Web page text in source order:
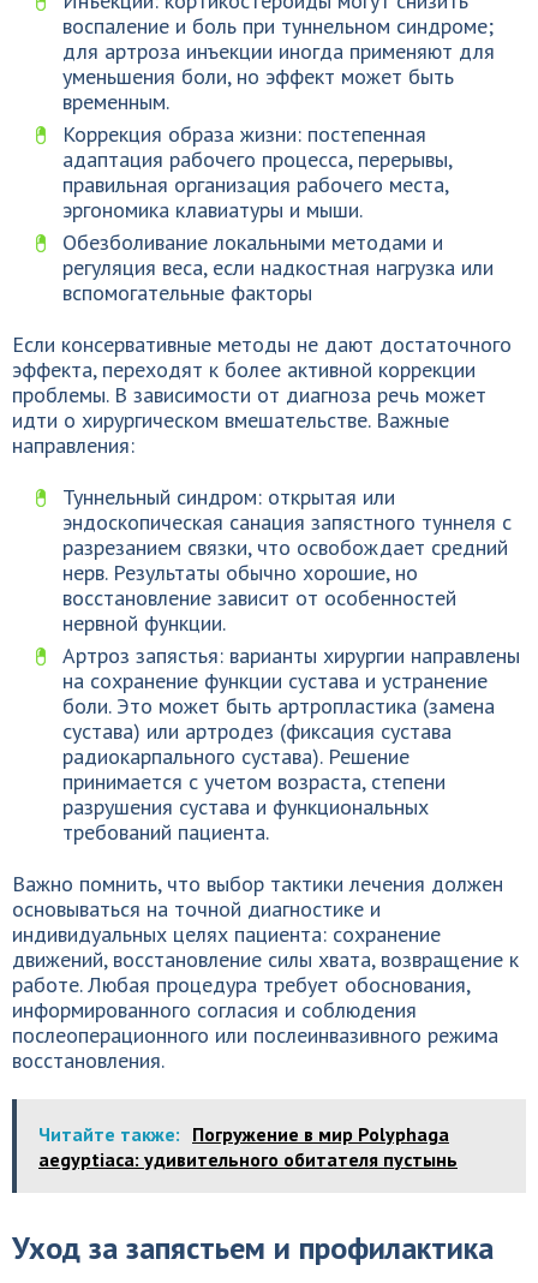
воспаление и боль при туннельном синдроме;
для артроза инъекции иногда применяют для
уменьшения боли, но эффект может быть
временным.
Коррекция образа жизни: постепенная
адаптация рабочего процесса, перерывы,
правильная организация рабочего места,
эргономика клавиатуры и мыши.
Обезболивание локальными методами и
регуляция веса, если надкостная нагрузка или
вспомогательные факторы
Если консервативные методы не дают достаточного
эффекта, переходят к более активной коррекции
проблемы. В зависимости от диагноза речь может
идти о хирургическом вмешательстве. Важные
направления:
Туннельный синдром: открытая или
эндоскопическая санация запястного туннеля с
разрезанием связки, что освобождает средний
нерв. Результаты обычно хорошие, но
восстановление зависит от особенностей
нервной функции.
Артроз запястья: варианты хирургии направлены
на сохранение функции сустава и устранение
боли. Это может быть артропластика (замена
сустава) или артродез (фиксация сустава
радиокарпального сустава). Решение
принимается с учетом возрастa, степени
разрушения сустава и функциональных
требований пациента.
Важно помнить, что выбор тактики лечения должен
основываться на точной диагностике и
индивидуальных целях пациента: сохранение
движений, восстановление силы хвата, возвращение к
работе. Любая процедура требует обоснования,
информированного согласия и соблюдения
послеоперационного или послеинвазивного режима
восстановления.
Читайте также: Погружение в мир Polyphaga
aegyptiaca: удивительного обитателя пустынь
Уход за запястьем и профилактика